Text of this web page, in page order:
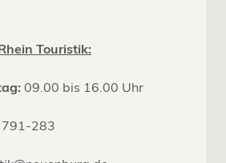
Touristik:
09.00 bis 16.00 Uhr
283